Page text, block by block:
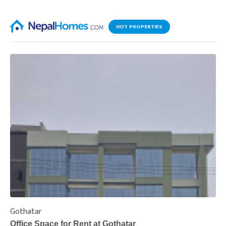
HOT PROPERTIES
Gothatar
Office Space for Rent at Gothatar